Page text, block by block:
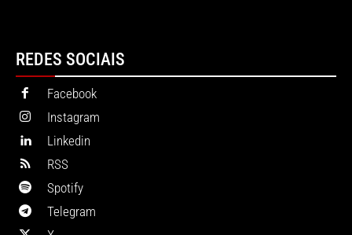
REDES SOCIAIS
Facebook
Instagram
Linkedin
RSS
Spotify
Telegram